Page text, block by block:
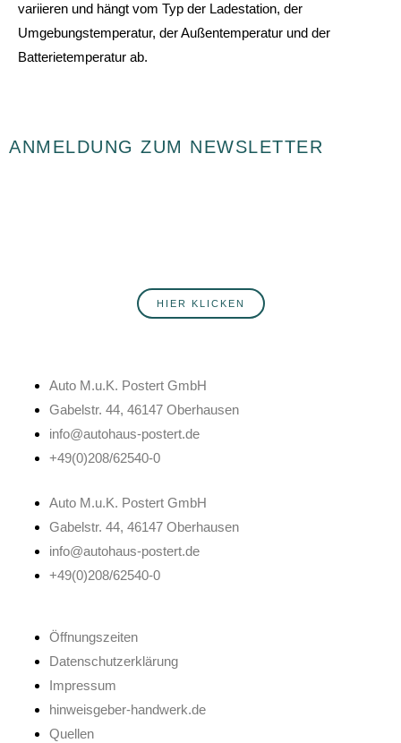
variieren und hängt vom Typ der Ladestation, der
Umgebungstemperatur, der Außentemperatur und der
Batterietemperatur ab.
ANMELDUNG ZUM NEWSLETTER
HIER KLICKEN
Auto M.u.K. Postert GmbH
Gabelstr. 44, 46147 Oberhausen
info@autohaus-postert.de
+49(0)208/62540-0
Auto M.u.K. Postert GmbH
Gabelstr. 44, 46147 Oberhausen
info@autohaus-postert.de
+49(0)208/62540-0
Öffnungszeiten
Datenschutzerklärung
Impressum
hinweisgeber-handwerk.de
Quellen